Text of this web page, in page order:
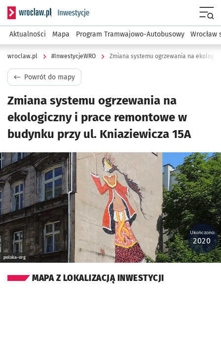
Serwis informacyjny wroclaw.pl podserwis:
Aktualności Mapa Program Tramwajowo-Autobusowy Wrocław
wroclaw.pl #InwestycjeWRO
Powrót do mapy
Zmiana systemu ogrzewania na
ekologiczny i prace remontowe w
budynku przy ul. Kniaziewicza 15A
Kliknij, aby powiększyć
polska-org
Ukończono:
2020
MAPA Z LOKALIZACJĄ INWESTYCJI